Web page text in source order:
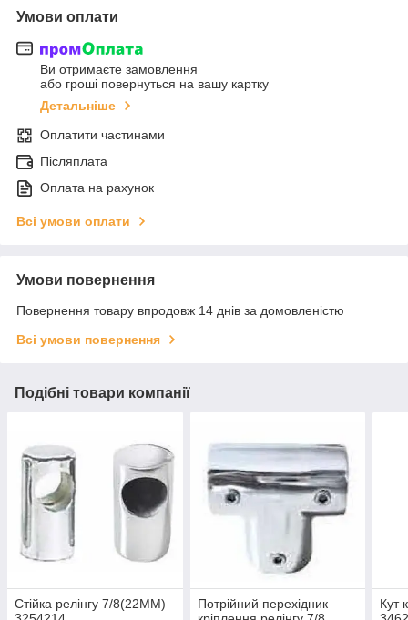
Умови оплати
Ви отримаєте замовлення
або гроші повернуться на вашу картку
Детальніше
Оплатити частинами
Післяплата
Оплата на рахунок
Всі умови оплати
Умови повернення
Повернення товару впродовж 14 днів за домовленістю
Всі умови повернення
Подібні товари компанії
Стійка релінгу 7/8(22MM)
Потрійний перехідник
Кут